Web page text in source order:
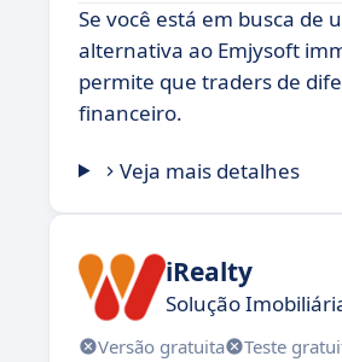
Se você está em busca de
alternativa ao Emjysoft
permite que traders de
financeiro.
Veja mais detalhes
iRealty
Solução
Versão gratuita Teste